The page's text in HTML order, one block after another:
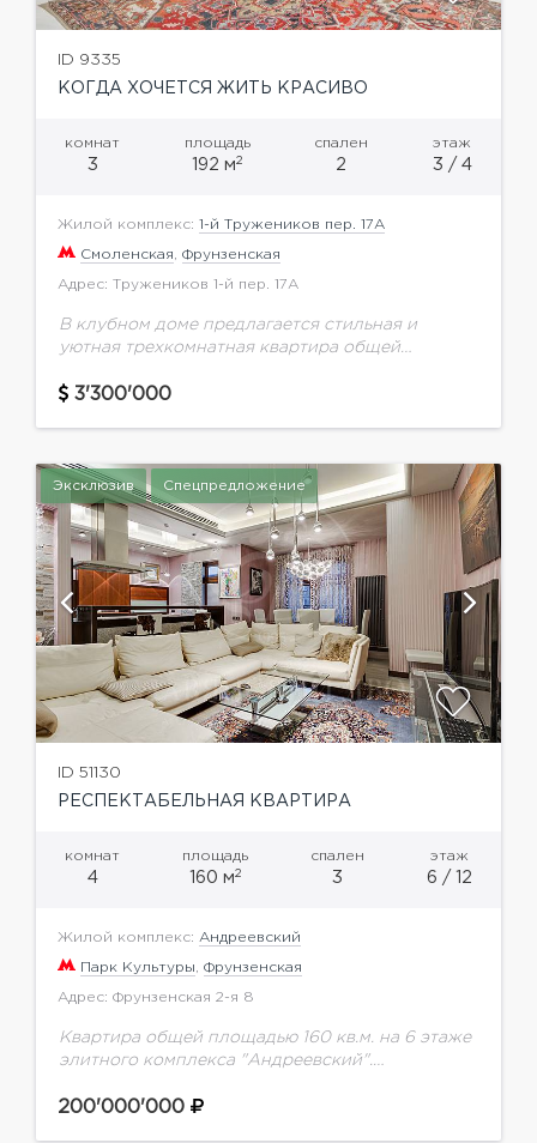
ID 9335
КОГДА ХОЧЕТСЯ ЖИТЬ КРАСИВО
комнат
3
площадь
192 м2
спален
2
этаж
3 / 4
Жилой комплекс: 1-й Тружеников пер. 17А
Смоленская Фрунзенская
Адрес: Тружеников 1-й пер. 17А
В клубном доме предлагается стильная и
уютная трехкомнатная квартира общей
выполнен качественный ремонт в стиле хай-тек
3'300'000
Эксклюзив Спецпредложение
ID 51130
РЕСПЕКТАБЕЛЬНАЯ КВАРТИРА
комнат
4
площадь
160 м2
спален
3
этаж
6 / 12
Жилой комплекс: Андреевский
Парк Культуры Фрунзенская
Адрес: Фрунзенская 2-я 8
Квартира общей площадью 160 кв.м. на 6 этаже
элитного комплекса "Андреевский".
гостевой санузел с постирочной, гостиная-
200'000'000